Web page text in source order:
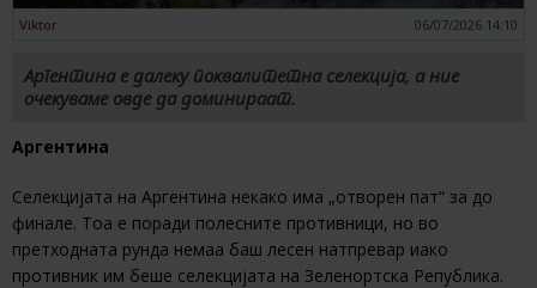
Viktor 06/07/2026 14:10
Аргентина е далеку поквалитетна селекција, а ние
очекуваме овде да доминираат.
Аргентина
Селекцијата на Аргентина некако има „отворен пат“ за до
финале. Тоа е поради полесните противници, но во
претходната рунда немаа баш лесен натпревар иако
противник им беше селекцијата на Зеленортска Република.